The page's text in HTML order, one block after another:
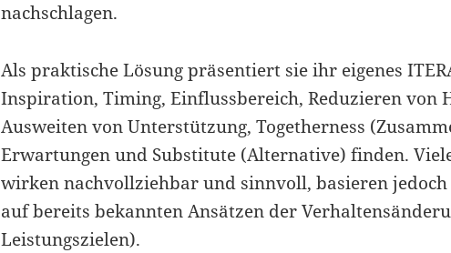
nachschlagen.
Als praktische Lösung präsentiert sie ihr eigenes
Inspiration, Timing, Einflussbereich, Reduzieren von
Ausweiten von Unterstützung, Togetherness
Erwartungen und Substitute (Alternative) finden.
wirken nachvollziehbar und sinnvoll, basieren
auf bereits bekannten Ansätzen der
Leistungszielen).